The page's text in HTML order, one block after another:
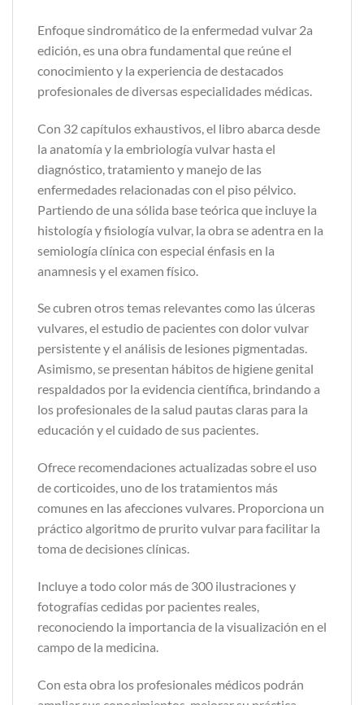
Enfoque sindromático de la enfermedad vulvar 2a
edición, es una obra fundamental que reúne el
conocimiento y la experiencia de destacados
profesionales de diversas especialidades médicas.
Con 32 capítulos exhaustivos, el libro abarca desde
la anatomía y la embriología vulvar hasta el
diagnóstico, tratamiento y manejo de las
enfermedades relacionadas con el piso pélvico.
Partiendo de una sólida base teórica que incluye la
histología y fisiología vulvar, la obra se adentra en la
semiología clínica con especial énfasis en la
anamnesis y el examen físico.
Se cubren otros temas relevantes como las úlceras
vulvares, el estudio de pacientes con dolor vulvar
persistente y el análisis de lesiones pigmentadas.
Asimismo, se presentan hábitos de higiene genital
respaldados por la evidencia científica, brindando a
los profesionales de la salud pautas claras para la
educación y el cuidado de sus pacientes.
Ofrece recomendaciones actualizadas sobre el uso
de corticoides, uno de los tratamientos más
comunes en las afecciones vulvares. Proporciona un
práctico algoritmo de prurito vulvar para facilitar la
toma de decisiones clínicas.
Incluye a todo color más de 300 ilustraciones y
fotografías cedidas por pacientes reales,
reconociendo la importancia de la visualización en el
campo de la medicina.
Con esta obra los profesionales médicos podrán